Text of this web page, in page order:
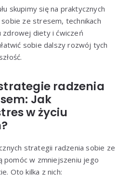
skupimy się na praktycznych
ze stresem, technikach
zdrowej diety i ćwiczeń
sobie dalszy rozwój tych
radzenia
Jak
w życiu
strategii radzenia sobie ze
w zmniejszeniu jego
Oto kilka z nich: